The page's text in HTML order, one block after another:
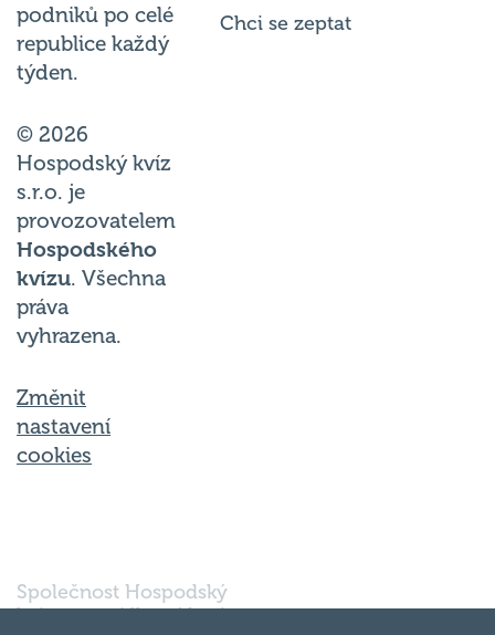
podniků po celé
republice každý
týden.
© 2026
Hospodský kvíz
s.r.o. je
provozovatelem
Hospodského
kvízu. Všechna
práva
vyhrazena.
Změnit
nastavení
cookies
Chci se zeptat
Společnost Hospodský
kvíz s.r.o., sídlem Nové